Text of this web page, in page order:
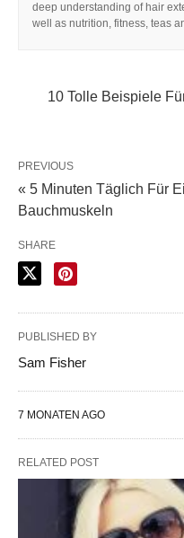
deep understanding of hair
well as nutrition, fitness, teas
10 Tolle Beispiele
PREVIOUS
« 5 Minuten Täglich Für
Bauchmuskeln
SHARE
PUBLISHED BY
Sam Fisher
7 MONATEN AGO
RELATED POST